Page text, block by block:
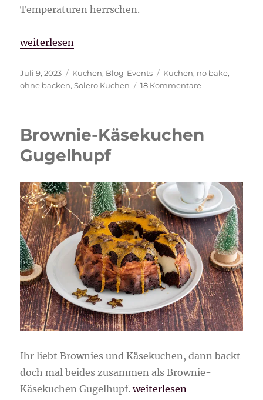
Temperaturen herrschen.
„Solero Kuchen ohne backen“
weiterlesen
Veröffentlicht
am
Juli 9, 2023 Kategorien
Kuchen, Blog-Events Schlagwörter
Kuchen, no bake,
ohne backen,Solero Kuchen 18 Kommentarezu
backen
Brownie-Käsekuchen
Gugelhupf
Ihr liebt Brownies und Käsekuchen, dann backt
doch mal beides zusammen als Brownie-
Käsekuchen Gugelhupf.„Brownie-Käsekuchen
weiterlesen